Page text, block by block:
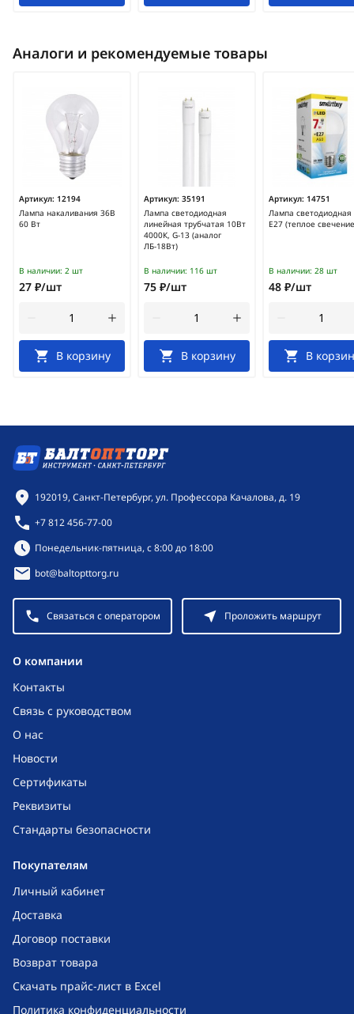
Аналоги и рекомендуемые товары
Артикул: 12194
Лампа накаливания 36В
60 Вт
В наличии: 2 шт
27 ₽/шт
В корзину
Артикул: 35191
Лампа светодиодная
линейная трубчатая 10Вт
4000К, G-13 (аналог
ЛБ-18Вт)
В наличии: 116 шт
75 ₽/шт
В корзину
Артикул: 14751
Лампа светодиодная
E27 (теплое
В наличии: 28 шт
48 ₽/шт
В
O компании
Контакты
Связь с руководством
О нас
Новости
Сертификаты
Реквизиты
Стандарты безопасности
Покупателям
Личный кабинет
Доставка
Договор поставки
Возврат товара
Скачать прайс-лист в Excel
Политика конфиденциальности
Контактная информация
192019, Санкт-Петербург, ул. Профессора Качалова, д. 19
+7 812 456-77-00
Режим работы:
Понедельник-пятница, с 8:00 до 18:00
bot@baltopttorg.ru
Связаться с оператором Проложить маршрут